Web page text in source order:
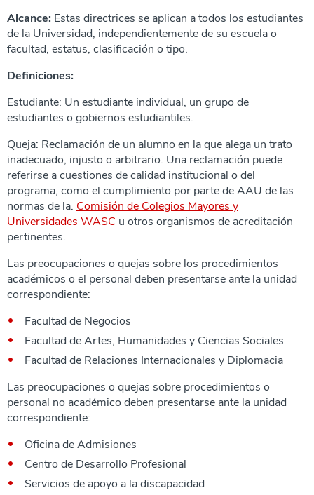
Alcance: Estas directrices se aplican a todos los estudiantes
de la Universidad, independientemente de su escuela o
facultad, estatus, clasificación o tipo.
Definiciones:
Estudiante: Un estudiante individual, un grupo de
estudiantes o gobiernos estudiantiles.
Queja: Reclamación de un alumno en la que alega un trato
inadecuado, injusto o arbitrario. Una reclamación puede
referirse a cuestiones de calidad institucional o del
programa, como el cumplimiento por parte de AAU de las
normas de la. Comisión de Colegios Mayores y
Universidades WASC u otros organismos de acreditación
pertinentes.
Las preocupaciones o quejas sobre los procedimientos
académicos o el personal deben presentarse ante la unidad
correspondiente:
Facultad de Negocios
Facultad de Artes, Humanidades y Ciencias Sociales
Facultad de Relaciones Internacionales y Diplomacia
Las preocupaciones o quejas sobre procedimientos o
personal no académico deben presentarse ante la unidad
correspondiente:
Oficina de Admisiones
Centro de Desarrollo Profesional
Servicios de apoyo a la discapacidad